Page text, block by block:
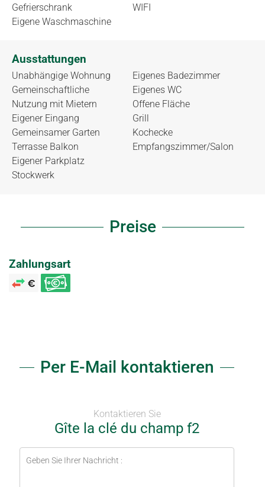
Gefrierschrank
Eigene Waschmaschine
WIFI
Ausstattungen
Unabhängige Wohnung
Gemeinschaftliche
Nutzung mit Mietern
Eigener Eingang
Gemeinsamer Garten
Terrasse Balkon
Eigener Parkplatz
Stockwerk
Eigenes Badezimmer
Eigenes WC
Offene Fläche
Grill
Kochecke
Empfangszimmer/Salon
Preise
Zahlungsart
Per E-Mail kontaktieren
Kontaktieren Sie
Gîte la clé du champ f2